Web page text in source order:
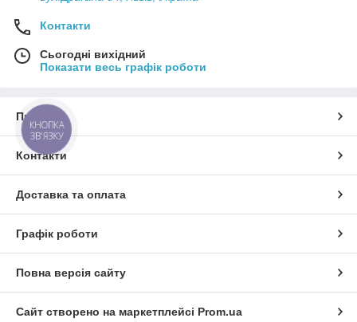
Контакти
Сьогодні вихідний
Показати весь графік роботи
Про нас
Контакти
Доставка та оплата
Графік роботи
Повна версія сайту
Сайт створено на маркетплейсі Prom.ua
КНОПКА
ЗВ'ЯЗКУ